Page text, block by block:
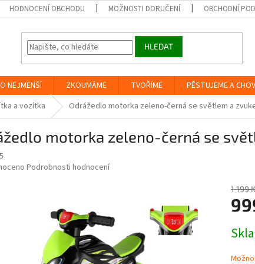
HODNOCENÍ OBCHODU MOŽNOSTI DORUČENÍ OBCHODNÍ
HLEDAT
NEJMENŠÍ ZKOUMÁME TVOŘÍME PĚSTUJEME A
a vozítka Odrážedlo motorka zeleno-černá se světlem a
motorka zeleno-černá se
Podrobnosti hodnocení
1 199
cena: